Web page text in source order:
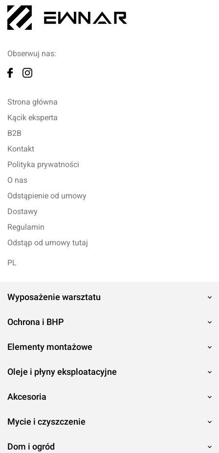
Obserwuj nas:
Strona główna
Kącik eksperta
B2B
Kontakt
Polityka prywatności
O nas
Odstąpienie od umowy
Dostawy
Regulamin
Odstąp od umowy tutaj
PL
Wyposażenie warsztatu
Ochrona i BHP
Elementy montażowe
Oleje i płyny eksploatacyjne
Akcesoria
Mycie i czyszczenie
Dom i ogród